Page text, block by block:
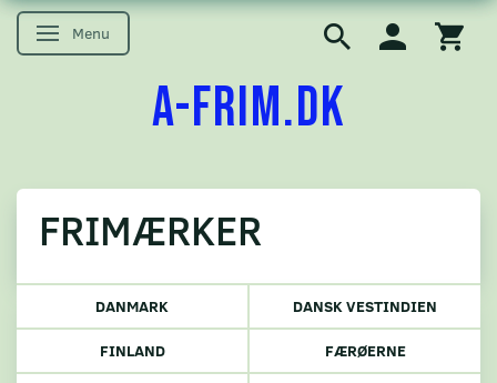
Skifte navigation
Menu
A-FRIM.DK
FRIMÆRKER
DANMARK DANSK VESTINDIEN
FINLAND FÆRØERNE